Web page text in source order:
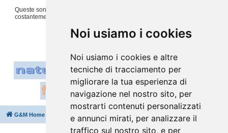
Noi usiamo i cookies
Noi usiamo i cookies e altre
tecniche di tracciamento per
migliorare la tua esperienza di
navigazione nel nostro sito, per
mostrarti contenuti personalizzati
e annunci mirati, per analizzare il
traffico sul nostro sito, e per
Queste sono solo alcune regole, per tutto il resto usiamo
costantemente
G&M Home Tutti gli orari sonoUTC+02:00
Cancella cookie